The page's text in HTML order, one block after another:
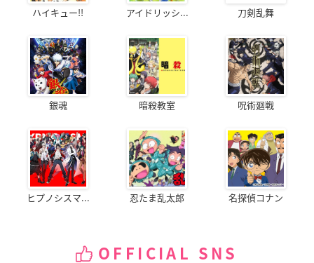
ハイキュー!! アイドリッシ... 刀剣乱舞
銀魂 暗殺教室 呪術廻戦
ヒプノシスマ... 忍たま乱太郎 名探偵コナン
OFFICIAL SNS